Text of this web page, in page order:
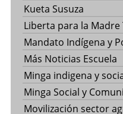
Kueta Susuza
Liberta para la Madre
Mandato Indígena y
Más Noticias Escuela
Minga indigena y
Minga Social y
Movilización sector